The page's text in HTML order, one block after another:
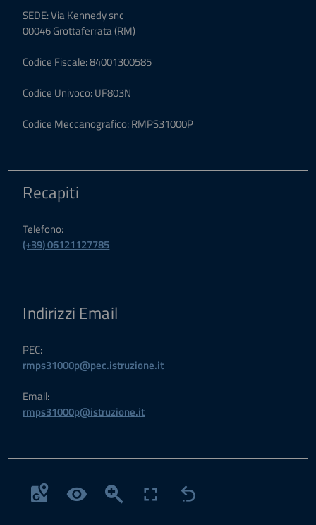
SEDE: Via Kennedy snc
00046 Grottaferrata (RM)
Codice Fiscale: 84001300585
Codice Univoco: UF803N
Codice Meccanografico: RMPS31000P
Recapiti
Telefono:
(+39) 06121127785
Indirizzi Email
PEC:
rmps31000p@pec.istruzione.it
Email:
rmps31000p@istruzione.it